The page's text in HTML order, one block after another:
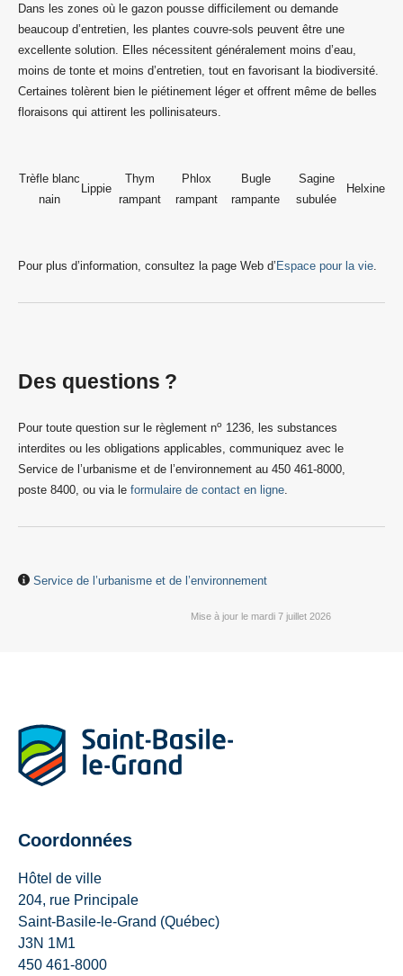
Dans les zones où le gazon pousse difficilement ou demande
beaucoup d’entretien, les plantes couvre-sols peuvent être une
excellente solution. Elles nécessitent généralement moins d’eau,
moins de tonte et moins d’entretien, tout en favorisant la biodiversité.
Certaines tolèrent bien le piétinement léger et offrent même de belles
floraisons qui attirent les pollinisateurs.
Trèfle blanc
nain
Lippie
Thym
rampant
Phlox
rampant
Bugle
rampante
Sagine
subulée
Helxine
Pour plus d’information, consultez la page Web d’Espace pour la vie
Des questions ?
Pour toute question sur le règlement no 1236, les substances
interdites ou les obligations applicables, communiquez avec le
Service de l’urbanisme et de l’environnement au 450 461-8000,
poste 8400, ou via le formulaire de contact en ligne
Service de l’urbanisme et de l’environnement
Mise à jour le mardi 7 juillet 2026
Coordonnées
Hôtel de ville
204, rue Principale
Saint-Basile-le-Grand (Québec)
J3N 1M1
450 461-8000